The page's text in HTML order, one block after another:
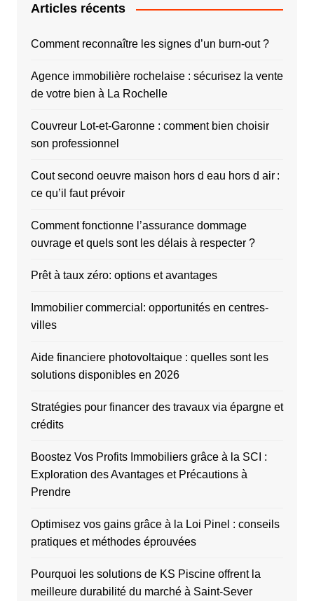
Articles récents
Comment reconnaître les signes d’un burn-out ?
Agence immobilière rochelaise : sécurisez la vente
de votre bien à La Rochelle
Couvreur Lot-et-Garonne : comment bien choisir
son professionnel
Cout second oeuvre maison hors d eau hors d air :
ce qu’il faut prévoir
Comment fonctionne l’assurance dommage
ouvrage et quels sont les délais à respecter ?
Prêt à taux zéro: options et avantages
Immobilier commercial: opportunités en centres-
villes
Aide financiere photovoltaique : quelles sont les
solutions disponibles en 2026
Stratégies pour financer des travaux via épargne et
crédits
Boostez Vos Profits Immobiliers grâce à la SCI :
Exploration des Avantages et Précautions à
Prendre
Optimisez vos gains grâce à la Loi Pinel : conseils
pratiques et méthodes éprouvées
Pourquoi les solutions de KS Piscine offrent la
meilleure durabilité du marché à Saint-Sever